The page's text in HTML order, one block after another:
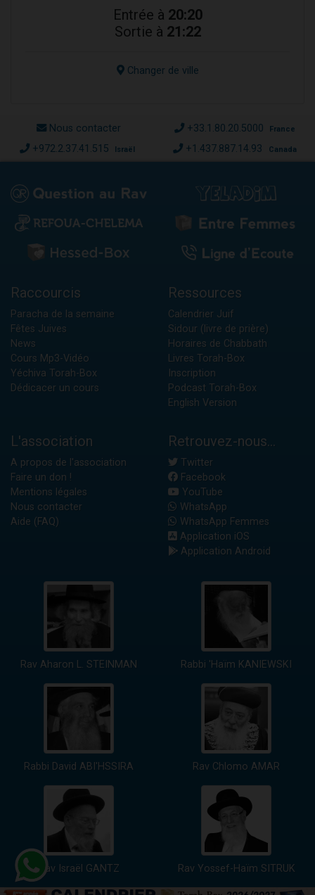
Entrée à 20:20
Sortie à 21:22
Changer de ville
Nous contacter +33.1.80.20.5000 France
+972.2.37.41.515 Israël +1.437.887.14.93 Canada
Raccourcis
Paracha de la semaine
Fêtes Juives
News
Cours Mp3-Vidéo
Yéchiva Torah-Box
Dédicacer un cours
Ressources
Calendrier Juif
Sidour (livre de prière)
Horaires de Chabbath
Livres Torah-Box
Inscription
Podcast Torah-Box
English Version
L'association
A propos de l'association
Faire un don !
Mentions légales
Nous contacter
Aide (FAQ)
Retrouvez-nous...
Twitter
Facebook
YouTube
WhatsApp
WhatsApp Femmes
Application iOS
Application Android
Rav Aharon L. STEINMAN Rabbi 'Haïm KANIEWSKI
Rabbi David ABI'HSSIRA Rav Chlomo AMAR
Rav Israël GANTZ Rav Yossef-Haïm SITRUK